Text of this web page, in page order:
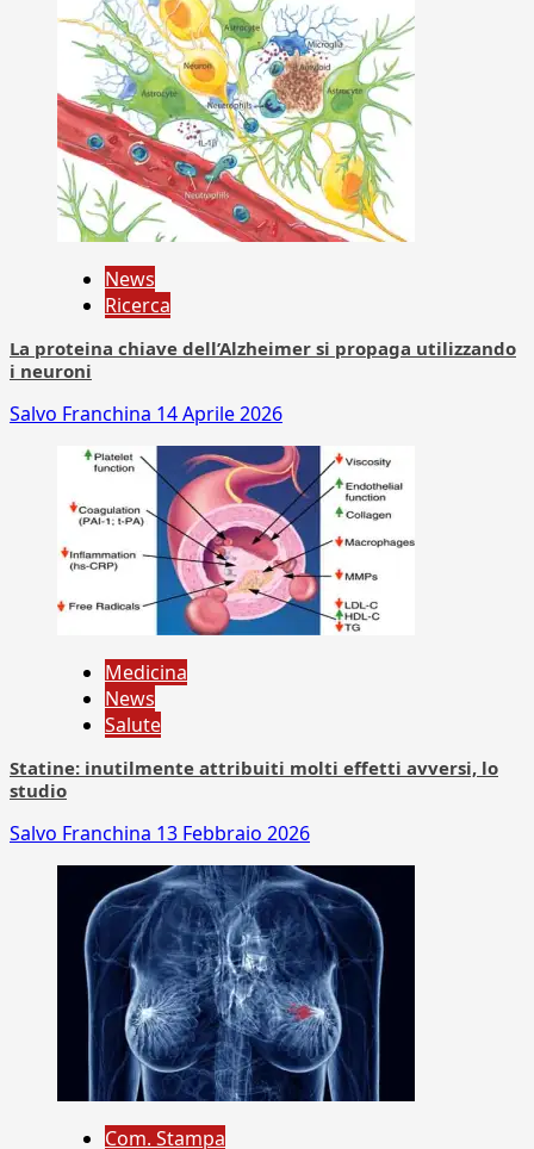
News
Ricerca
La proteina chiave dell’Alzheimer si propaga utilizzando
i neuroni
Salvo Franchina 14 Aprile 2026
Medicina
News
Salute
Statine: inutilmente attribuiti molti effetti avversi, lo
studio
Salvo Franchina 13 Febbraio 2026
Com. Stampa